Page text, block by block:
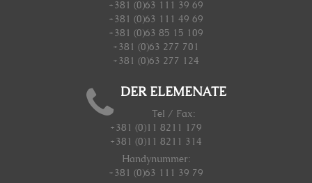
+381 (0)63 111 39 69
+381 (0)63 111 49 69
+381 (0)63 85 15 109
+381 (0)63 277 701
+381 (0)63 277 124
DER ELEMENATE
Tel / Fax:
+381 (0)11 8211 179
+381 (0)11 8211 314
Handynummer:
+381 (0)63 111 39 79